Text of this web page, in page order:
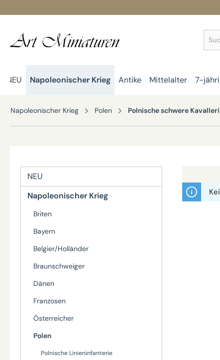
NEU Napoleonischer Krieg Antike Mittelalter 7-
Napoleonischer Krieg Polen Polnische schwere
NEU
Napoleonischer Krieg
Briten
Bayern
Belgier/Holländer
Braunschweiger
Dänen
Franzosen
Österreicher
Polen
Polnische Linieninfanterie